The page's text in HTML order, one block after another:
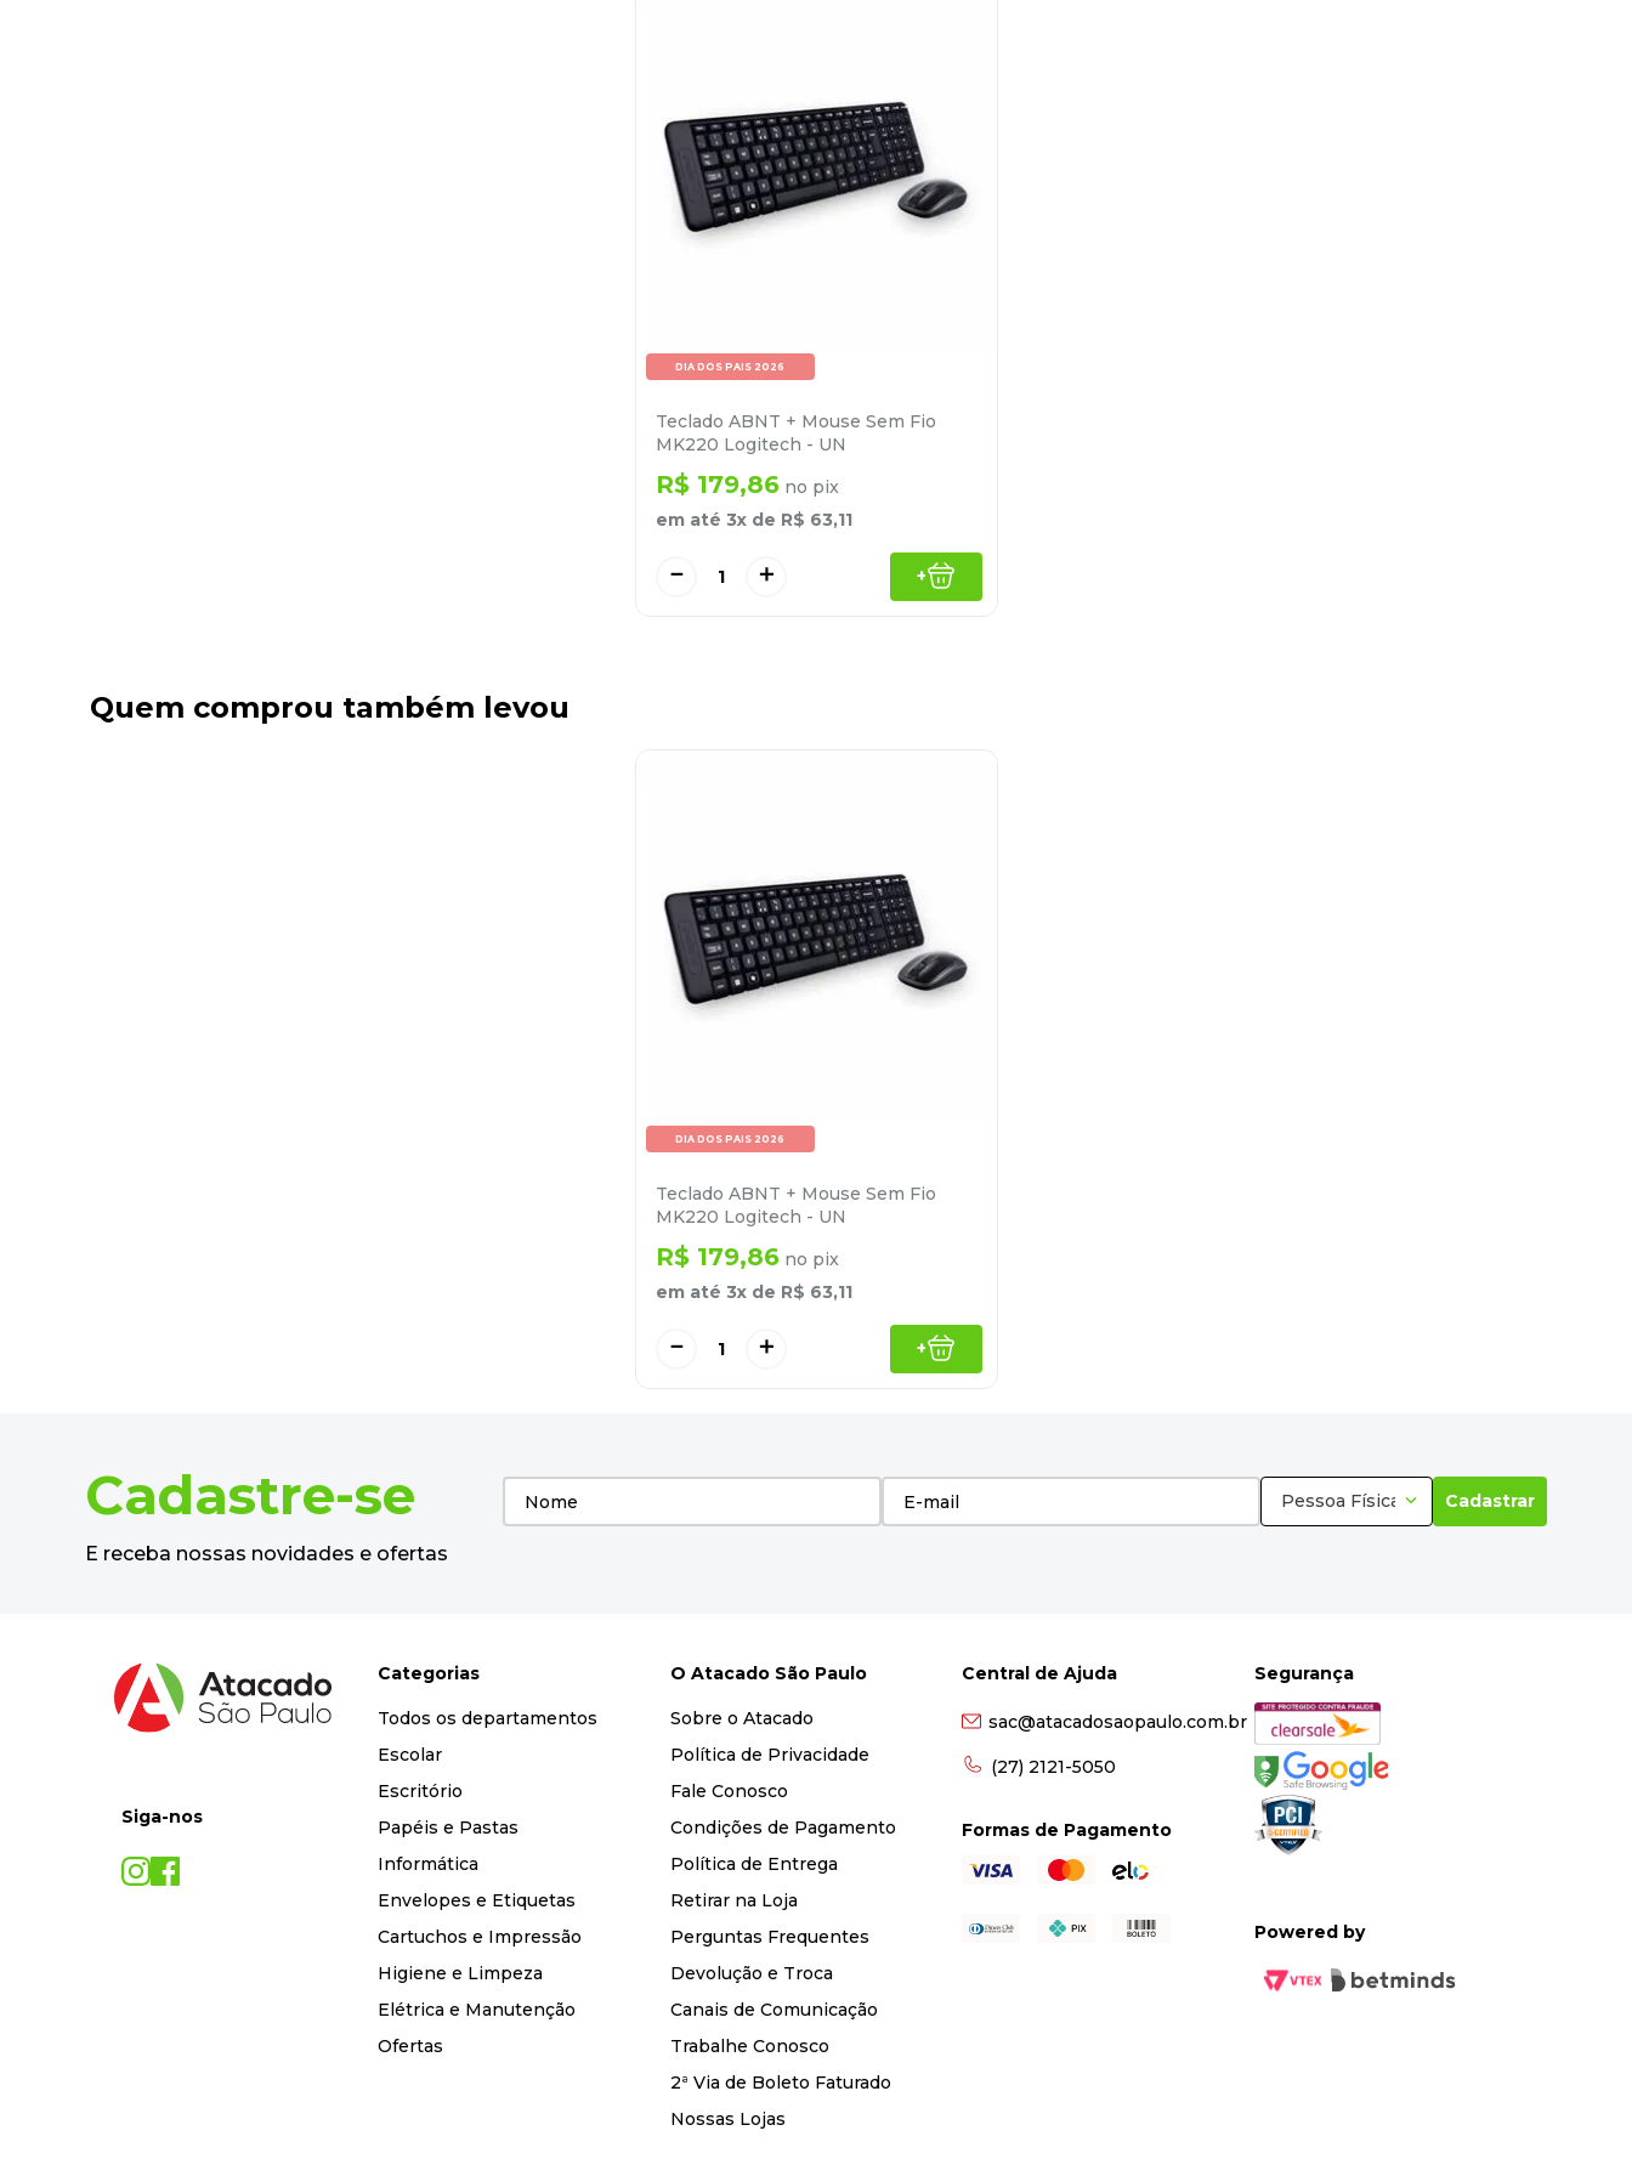
DIA DOS PAIS 2026
Teclado ABNT + Mouse Sem Fio
MK220 Logitech - UN
R$ 179,86no pix
em até 3x de R$ 63,11
＋
－ +
Quem comprou também levou
DIA DOS PAIS 2026
Teclado ABNT + Mouse Sem Fio
MK220 Logitech - UN
R$ 179,86no pix
em até 3x de R$ 63,11
＋
－ +
Cadastre-se
E receba nossas novidades e ofertas
Pessoa Física Cadastrar
Siga-nos
Categorias
Todos os departamentos
Escolar
Escritório
Papéis e Pastas
Informática
Envelopes e Etiquetas
Cartuchos e Impressão
Higiene e Limpeza
Elétrica e Manutenção
Ofertas
O Atacado São Paulo
Sobre o Atacado
Política de Privacidade
Fale Conosco
Condições de Pagamento
Política de Entrega
Retirar na Loja
Perguntas Frequentes
Devolução e Troca
Canais de Comunicação
Trabalhe Conosco
2ª Via de Boleto Faturado
Nossas Lojas
Central de Ajuda
sac@atacadosaopaulo.com.br
(27) 2121-5050
Formas de Pagamento
Segurança
Powered by